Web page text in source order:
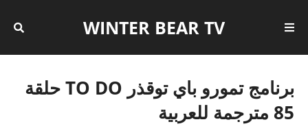
WINTER BEAR TV
برنامج تمورو باي توقذر TO DO حلقة
85 مترجمة للعربية